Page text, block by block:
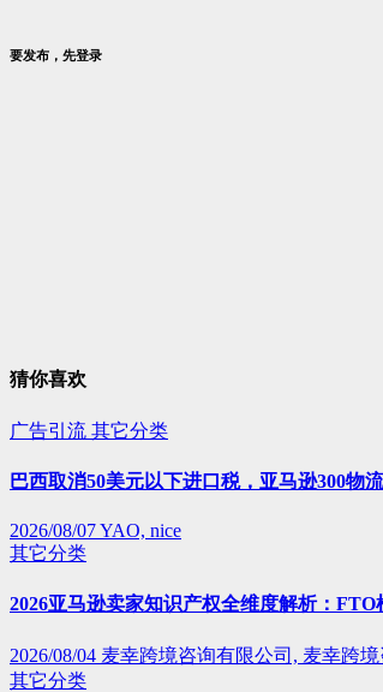
要发布，先登录
猜你喜欢
广告引流 其它分类
巴西取消50美元以下进口税，亚马逊300物
2026/08/07YAO, nice
其它分类
2026亚马逊卖家知识产权全维度解析：
2026/08/04 麦幸跨境咨询有限公司, 麦幸跨境
其它分类